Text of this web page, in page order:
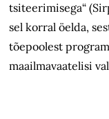
tsiteerimisega“
sel korral öelda,
tõepoolest
maailmavaatelisi